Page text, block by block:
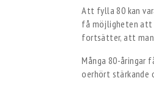
Att fylla 80 kan
få möjligheten att
fortsätter, att
Många 80-åringar
oerhört stärkande